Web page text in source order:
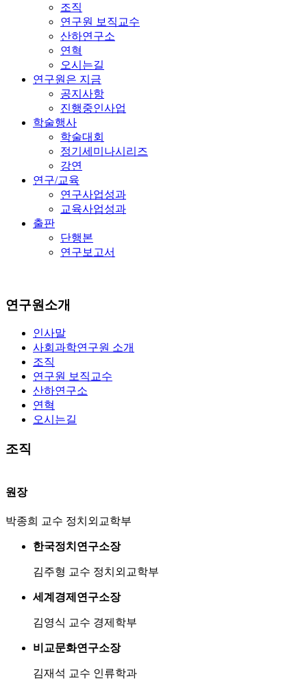
조직
연구원 보직교수
산하연구소
연혁
오시는길
연구원은 지금
공지사항
진행중인사업
학술행사
학술대회
정기세미나시리즈
강연
연구/교육
연구사업성과
교육사업성과
출판
단행본
연구보고서
연구원소개
인사말
사회과학연구원 소개
조직
연구원 보직교수
산하연구소
연혁
오시는길
조직
원장
박종희 교수 정치외교학부
한국정치연구소장
김주형 교수 정치외교학부
세계경제연구소장
김영식 교수 경제학부
비교문화연구소장
김재석 교수 인류학과